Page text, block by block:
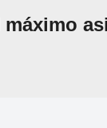
máximo